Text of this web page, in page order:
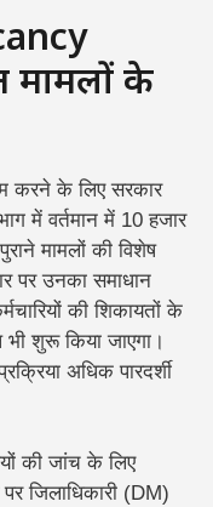
मामलों के
करने के लिए सरकार
में वर्तमान में 10 हजार
मामलों की विशेष
पर उनका समाधान
की शिकायतों के
भी शुरू किया जाएगा।
अधिक पारदर्शी
की जांच के लिए
जिलाधिकारी (DM)